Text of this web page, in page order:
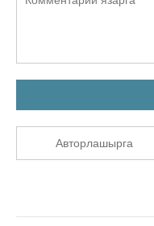
Авторлашырга